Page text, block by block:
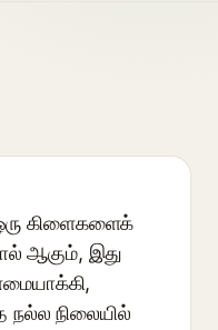
கிளைகளைக்
ஆகும், இது
நல்ல நிலையில்